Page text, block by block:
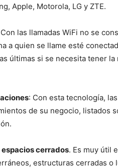
Apple, Motorola, LG y ZTE.
Con las llamadas WiFi no se
a quien se llame esté
últimas si se necesita tener
: Con esta tecnología,
de su negocio, listados
cerrados. Es muy útil
estructuras cerradas o